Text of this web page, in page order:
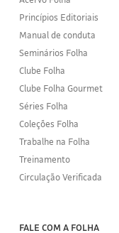
Princípios Editoriais
Manual de conduta
Seminários Folha
Clube Folha
Clube Folha Gourmet
Séries Folha
Coleções Folha
Trabalhe na Folha
Treinamento
Circulação Verificada
FALE COM A FOLHA